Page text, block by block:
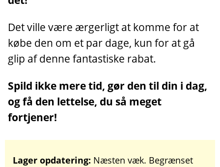
Det ville være ærgerligt at komme for at
købe den om et par dage, kun for at gå
glip af denne fantastiske rabat.
Spild ikke mere tid, gør den til din i dag,
og få den lettelse, du så meget
fortjener!
Lager opdatering: Næsten væk. Begrænset